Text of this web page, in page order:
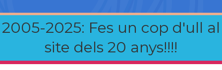
2005-2025: Fes un cop d'ull al
site dels 20 anys!!!!